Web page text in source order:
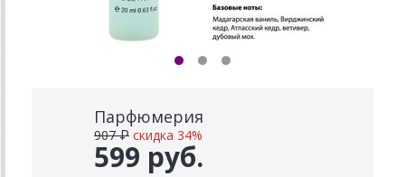
Парфюмерия
599 руб.
907 ₽ скидка 34%